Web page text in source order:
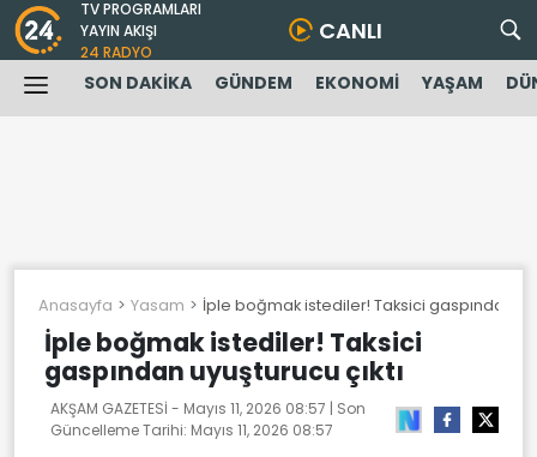
TV PROGRAMLARI
YAYIN AKIŞI
24 RADYO
CANLI
SON DAKİKA GÜNDEM EKONOMİ YAŞAM
Anasayfa Yasam İple boğmak istediler! Taksici gaspından
İple boğmak istediler! Taksici
gaspından uyuşturucu çıktı
AKŞAM GAZETESİ - Mayıs 11, 2026 08:57 | Son
Güncelleme Tarihi: Mayıs 11, 2026 08:57